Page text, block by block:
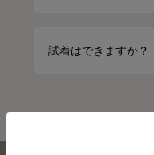
試着はできますか？
.
オールブラックにブル
インナーの黒Tシャツ
最近よく目にする〝リ